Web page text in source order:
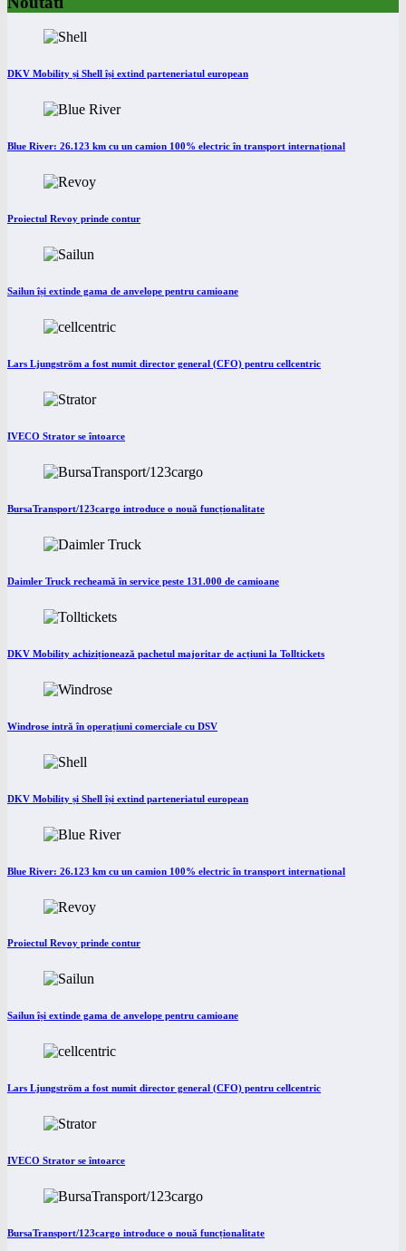
DKV Mobility și Shell își extind parteneriatul european
Blue River: 26.123 km cu un camion 100% electric în transport internațional
Proiectul Revoy prinde contur
Sailun își extinde gama de anvelope pentru camioane
Lars Ljungström a fost numit director general (CFO) pentru cellcentric
IVECO Strator se întoarce
BursaTransport/123cargo introduce o nouă funcționalitate
Daimler Truck recheamă în service peste 131.000 de camioane
DKV Mobility achiziționează pachetul majoritar de acțiuni la Tolltickets
Windrose intră în operațiuni comerciale cu DSV
DKV Mobility și Shell își extind parteneriatul european
Blue River: 26.123 km cu un camion 100% electric în transport internațional
Proiectul Revoy prinde contur
Sailun își extinde gama de anvelope pentru camioane
Lars Ljungström a fost numit director general (CFO) pentru cellcentric
IVECO Strator se întoarce
BursaTransport/123cargo introduce o nouă funcționalitate